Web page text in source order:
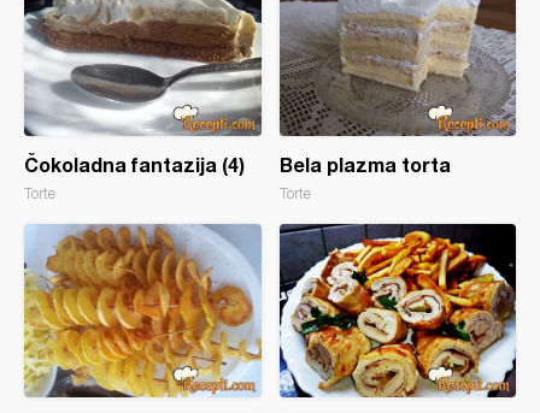
Čokoladna fantazija (4)
Torte
Bela plazma torta
Torte